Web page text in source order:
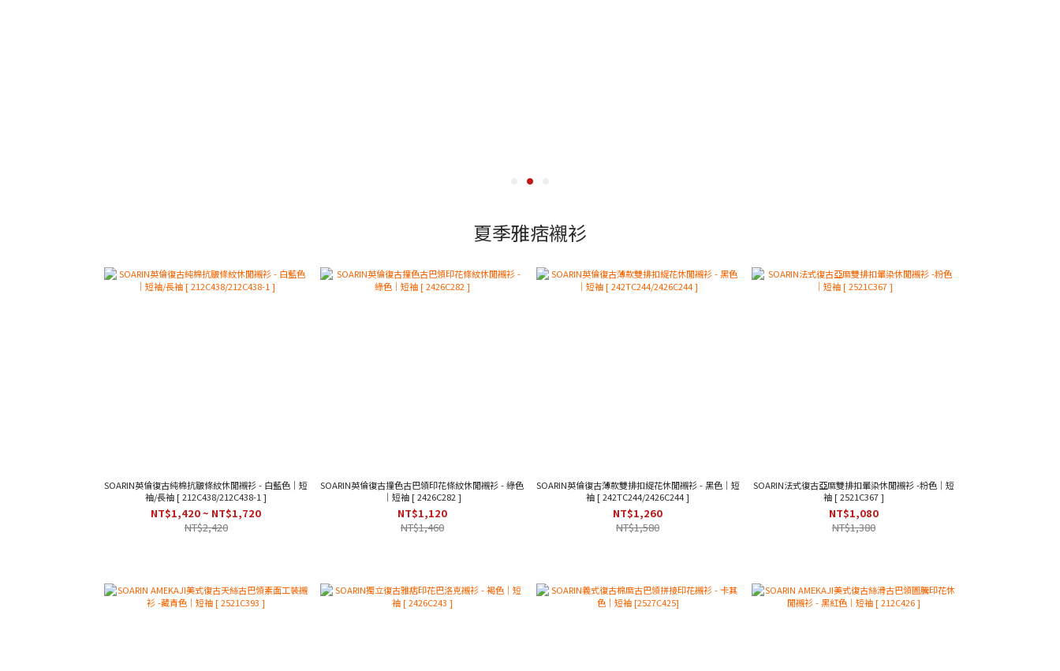
夏季雅痞襯衫
SOARIN英倫復古純棉抗皺條紋休閒襯衫 - 白藍色｜短
袖/長袖 [ 212C438/212C438-1 ]
NT$1,420 ~ NT$1,720
NT$2,420
SOARIN英倫復古撞色古巴領印花條紋休閒襯衫 - 綠色
｜短袖 [ 2426C282 ]
NT$1,120
NT$1,460
SOARIN英倫復古薄款雙排扣緹花休閒襯衫 - 黑色｜短
袖 [ 242TC244/2426C244 ]
NT$1,260
NT$1,580
SOARIN法式復古亞麻雙排扣暈染休閒襯衫 -粉色｜短
袖 [ 2521C367 ]
NT$1,080
NT$1,380